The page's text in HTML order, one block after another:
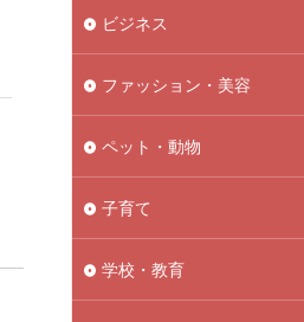
ビジネス
ファッション・美容
ペット・動物
子育て
学校・教育